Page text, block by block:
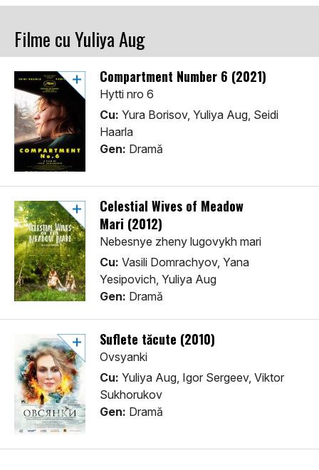
Filme cu Yuliya Aug
Compartment Number 6 (2021)
Hytti nro 6
Cu: Yura Borisov, Yuliya Aug, Seidi
Haarla
Gen: Dramă
Celestial Wives of Meadow
Mari (2012)
Nebesnye zheny lugovykh mari
Cu: Vasili Domrachyov, Yana
Yesipovich, Yuliya Aug
Gen: Dramă
Suflete tăcute (2010)
Ovsyanki
Cu: Yuliya Aug, Igor Sergeev, Viktor
Sukhorukov
Gen: Dramă